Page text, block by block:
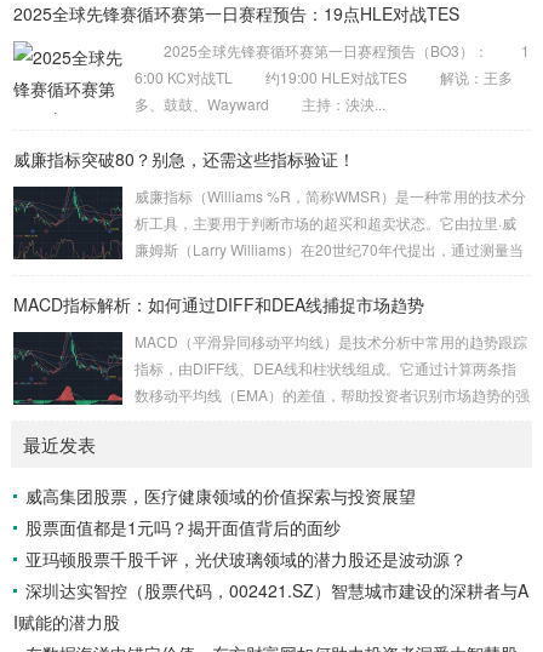
均线) / 移动平均线 × 100% 当BIAS值大于10%时，通常认为
于-10%时，则认为股价处于超卖状态，市场可能迎来反弹机
会。 乖离率的基本原理 乖离率的核心思想是股价会围...
2025全球先锋赛循环赛第一日赛程预告：19点HLE对战TES
2025全球先锋赛循环赛第一日赛程预告（BO3）： 1
6:00 KC对战TL 约19:00 HLE对战TES 解说：王多
多、鼓鼓、Wayward 主持：泱泱...
威廉指标突破80？别急，还需这些指标验证！
威廉指标（Williams %R，简称WMSR）是一种常用的技术分
析工具，主要用于判断市场的超买和超卖状态。它由拉里·威
廉姆斯（Larry Williams）在20世纪70年代提出，通过测量当
的短期动能。本文将深入探讨威廉指标的基本原理、如何利用
标进行验证。 威廉指标的基本原理 威廉指标的计算公式为：
WMSR = (最高价 – 收盘价) / (最高价 –...
MACD指标解析：如何通过DIFF和DEA线捕捉市场趋势
MACD（平滑异同移动平均线）是技术分析中常用的趋势跟踪
指标，由DIFF线、DEA线和柱状线组成。它通过计算两条指
数移动平均线（EMA）的差值，帮助投资者识别市场趋势的强
DIFF线是短期EMA（通常为12日）与长期EMA（通常为26
日）的差值，反映了短期和长期趋势的差异。DEA线则是DIF
F线的9...
最近发表
威高集团股票，医疗健康领域的价值探索与投资展望
股票面值都是1元吗？揭开面值背后的面纱
亚玛顿股票千股千评，光伏玻璃领域的潜力股还是波动源？
深圳达实智控（股票代码，002421.SZ）智慧城市建设的深耕者与A
I赋能的潜力股